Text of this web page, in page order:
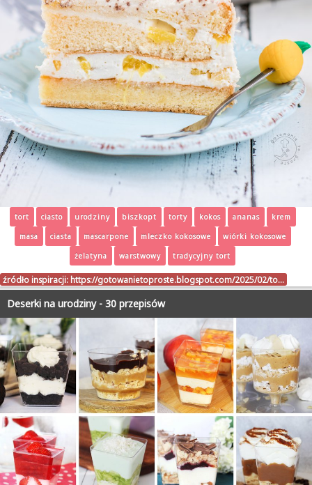
tort ciasto urodziny biszkopt torty kokos ananas
krem
masa
ciasta mascarpone mleczko kokosowe
wiórki kokosowe
żelatyna
warstwowy tradycyjny tort
źródło inspiracji: https://gotowanietoproste.blogspot.com/2025/02/to…
Deserki na urodziny - 30 przepisów